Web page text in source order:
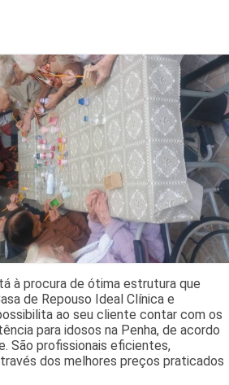
à procura de ótima estrutura que
de Repouso Ideal Clínica e
ao seu cliente contar com os
para idosos na Penha, de acordo
São profissionais eficientes,
dos melhores preços praticados